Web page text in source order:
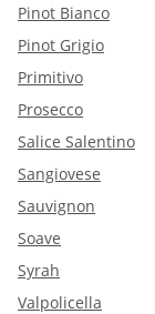
Pinot Bianco
Pinot Grigio
Primitivo
Prosecco
Salice Salentino
Sangiovese
Sauvignon
Soave
Syrah
Valpolicella